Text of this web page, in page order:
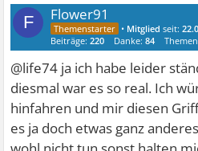
F Flower91
• Mitglied seit:
Beiträge:220 Danke:84
@life74 ja ich habe leider
diesmal war es so real. Ich
hinfahren und mir diesen
es ja doch etwas ganz